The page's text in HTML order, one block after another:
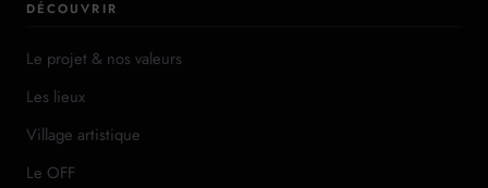
DÉCOUVRIR
Le projet & nos valeurs
Les lieux
Village artistique
Le OFF